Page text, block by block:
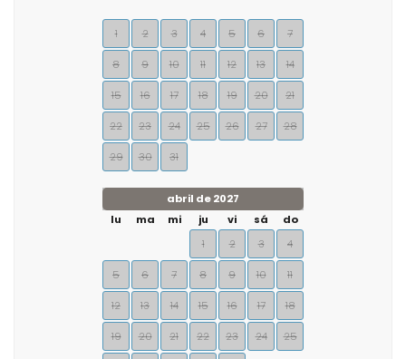
1 2 3 4 5 6 7
8 9 10 11 12 13 14
15 16 17 18 19 20 21
22 23 24 25 26 27 28
29 30 31
abril de 2027
lu
ma mi ju vi sá
do
1
2 3 4
5 6 7 8 9 10 11
12 13 14 15 16 17 18
19 20 21 22 23 24 25